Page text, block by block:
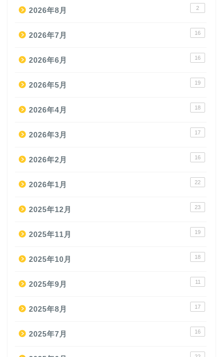
2026年8月 2
2026年7月 16
2026年6月 16
2026年5月 19
2026年4月 18
2026年3月 17
2026年2月 16
2026年1月 22
2025年12月 23
2025年11月 19
2025年10月 18
2025年9月 11
2025年8月 17
2025年7月 16